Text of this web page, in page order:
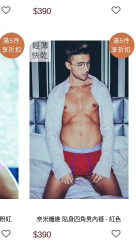
$390
滿5件
享折扣
紅
滿5件
享折扣
奈米纖維 貼身四角男內褲 - 紅色
$390